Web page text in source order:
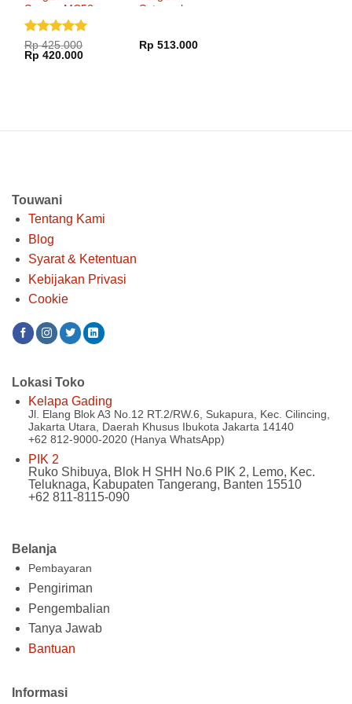
Scoyco MC52
Waterproof
Dinilai5
dari 5
Rp425.000
Harga
aslinya
Rp 420.000Harga
Setengah
Rp 513.000
Touwani
Tentang Kami
Blog
Syarat & Ketentuan
Kebijakan Privasi
Cookie
Belanja
Pembayaran
Pengiriman
Pengembalian
Tanya Jawab
Bantuan
Informasi
Lokasi Toko
Kelapa Gading
Jl. Elang Blok A3 No.12 RT.2/RW.6, Sukapura, Kec. Cilincing,
Jakarta Utara, Daerah Khusus Ibukota Jakarta 14140
+62 812-9000-2020 (Hanya WhatsApp)
PIK 2
Ruko Shibuya, Blok H SHH No.6 PIK 2, Lemo, Kec.
Teluknaga, Kabupaten Tangerang, Banten 15510
+62 811-8115-090